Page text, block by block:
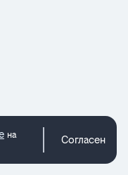
на
Согласен